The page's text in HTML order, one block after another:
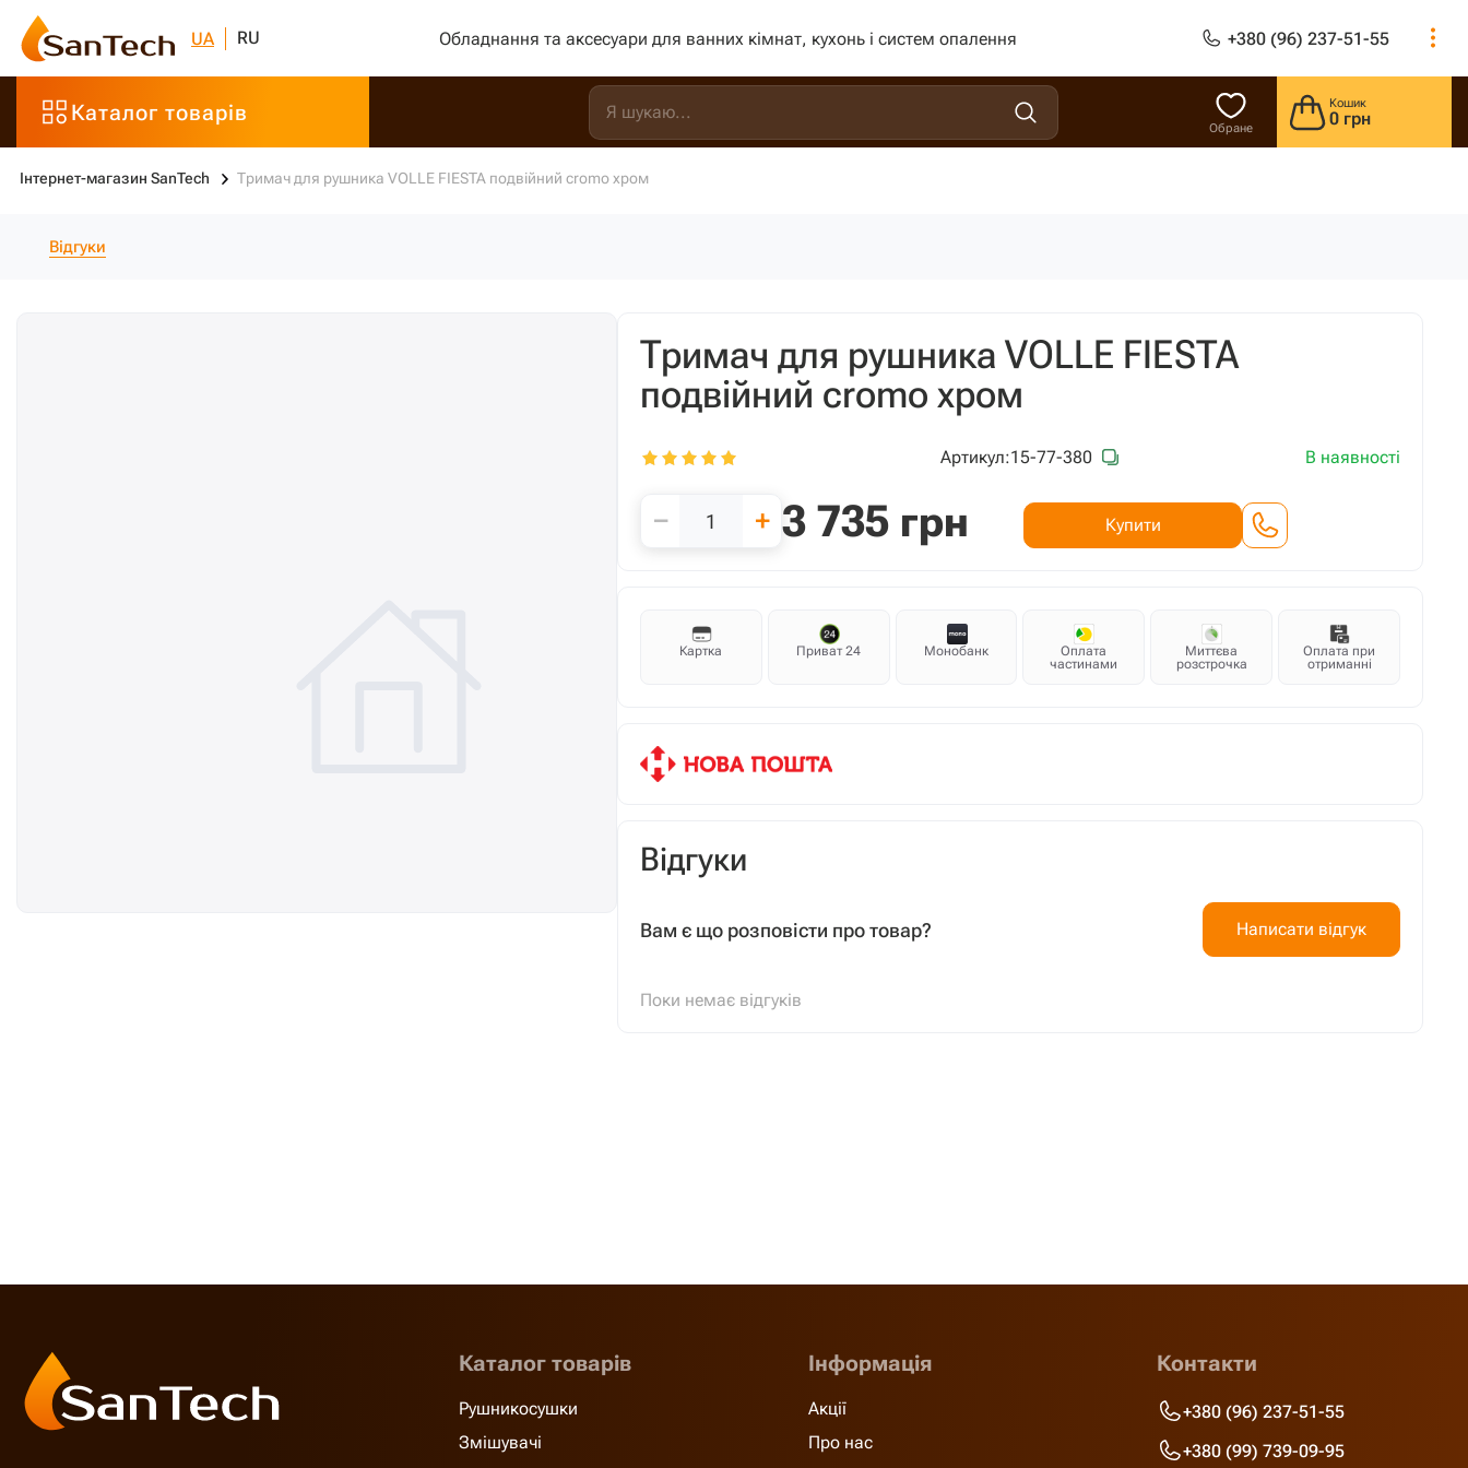
UA RU Обладнання та аксесуари для ванних кімнат, кухонь і систем опалення +380 (96) 237-51-55
Каталог товарів
Обране
Кошик
0 грн
Інтернет-магазин SanTech Тримач для рушника VOLLE FIESTA подвійний cromo хром
Відгуки
Тримач для рушника VOLLE FIESTA
подвійний cromo хром
Артикул:15-77-380 В наявності
− + 3 735 грн Купити
Картка Приват 24 Монобанк
Оплата
частинами
Миттєва
розстрочка
Оплата при
отриманні
Відгуки
Вам є що розповісти про товар? Написати відгук
Поки немає відгуків
Каталог товарів
Рушникосушки
Змішувачі
Інформація
Акції
Про нас
Контакти
+380 (96) 237-51-55
+380 (99) 739-09-95